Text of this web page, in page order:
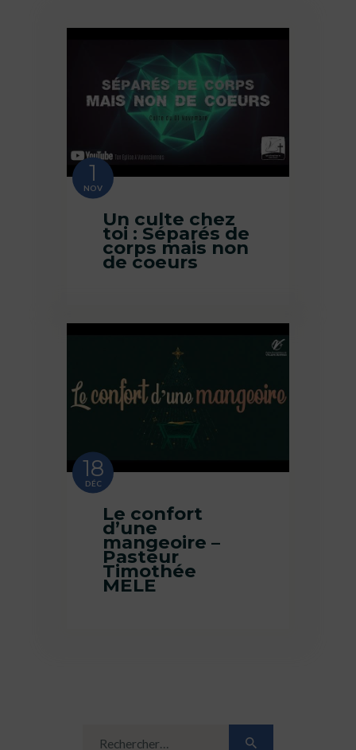
1
NOV
Un culte chez
toi : Séparés de
corps mais non
de coeurs
18
DÉC
Le confort
d’une
mangeoire –
Pasteur
Timothée
MELE